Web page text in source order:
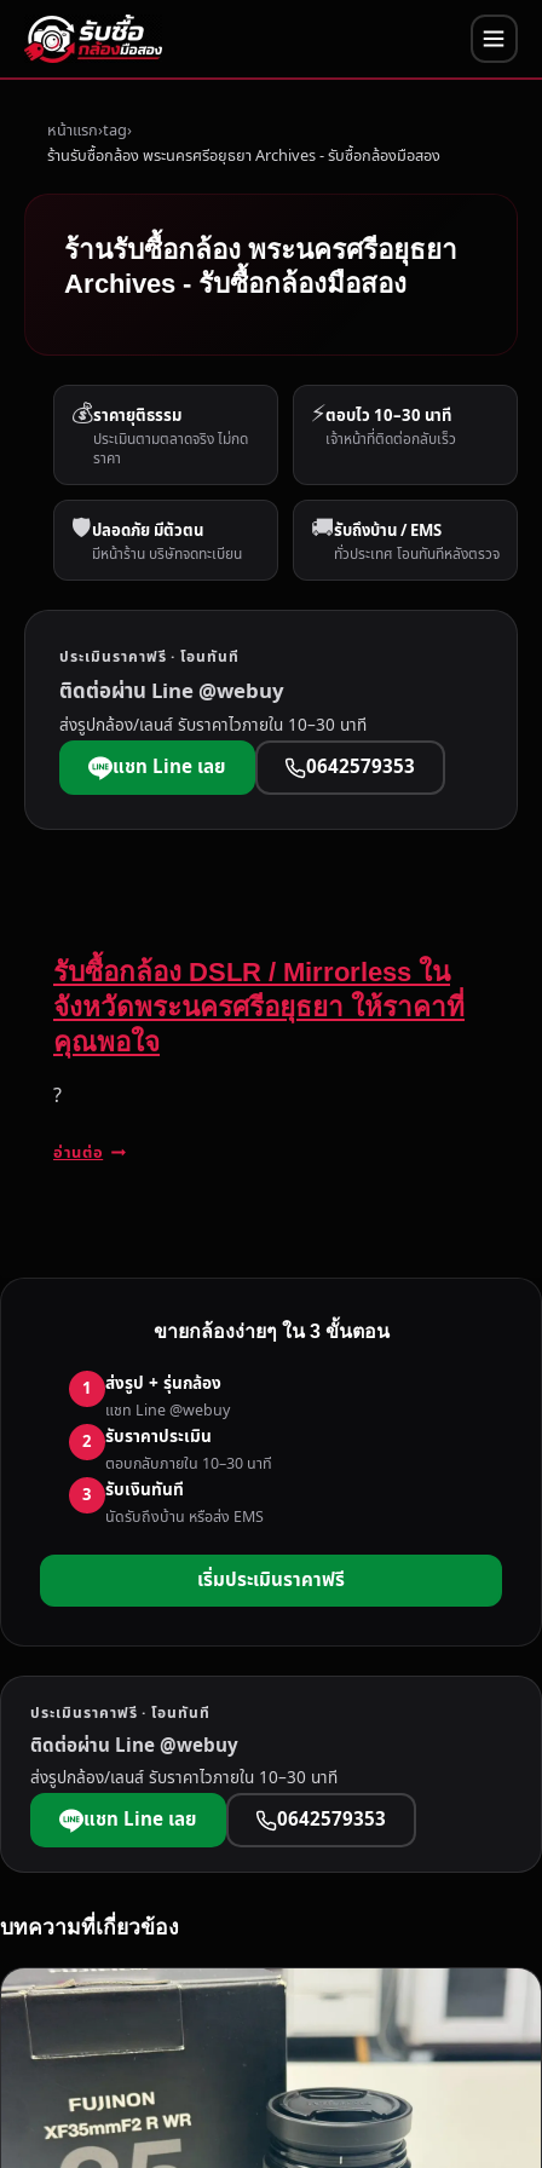
หน้าแรก tag
ร้านรับซื้อกล้อง พระนครศรีอยุธยา Archives - รับซื้อกล้องมือสอง
ร้านรับซื้อกล้อง พระนครศรีอยุธยา
Archives - รับซื้อกล้องมือสอง
💰ราคายุติธรรม
ประเมินตามตลาดจริง ไม่กด
ราคา
⚡ตอบไว 10–30 นาที
เจ้าหน้าที่ติดต่อกลับเร็ว
🛡️ปลอดภัย มีตัวตน
มีหน้าร้าน บริษัทจดทะเบียน
🚚รับถึงบ้าน / EMS
ทั่วประเทศ โอนทันทีหลังตรวจ
ประเมินราคาฟรี · โอนทันที
ติดต่อผ่าน Line @webuy
ส่งรูปกล้อง/เลนส์ รับราคาไวภายใน 10–30 นาที
แชท Line เลย 0642579353
รับซื้อกล้อง DSLR / Mirrorless ใน
จังหวัดพระนครศรีอยุธยา ให้ราคาที่
คุณพอใจ
?
อ่านต่อ
ล้
D
S
L
R
/
M
R
L
S
ใ
น
จั
ง
วั
พ
ค
ร
ศ
ขายกล้องง่ายๆ ใน 3 ขั้นตอน
1 ส่งรูป + รุ่นกล้อง
แชท Line @webuy
2 รับราคาประเมิน
ตอบกลับภายใน 10–30 นาที
3 รับเงินทันที
นัดรับถึงบ้าน หรือส่ง EMS
เริ่มประเมินราคาฟรี
ประเมินราคาฟรี · โอนทันที
ติดต่อผ่าน Line @webuy
ส่งรูปกล้อง/เลนส์ รับราคาไวภายใน 10–30 นาที
แชท Line เลย 0642579353
บทความที่เกี่ยวข้อง